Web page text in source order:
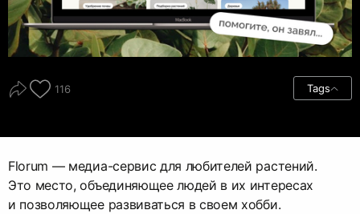
116 Tags
Florum — медиа-сервис для любителей растений.
Это место, объединяющее людей в их интересах
и позволяющее развиваться в своем хобби.